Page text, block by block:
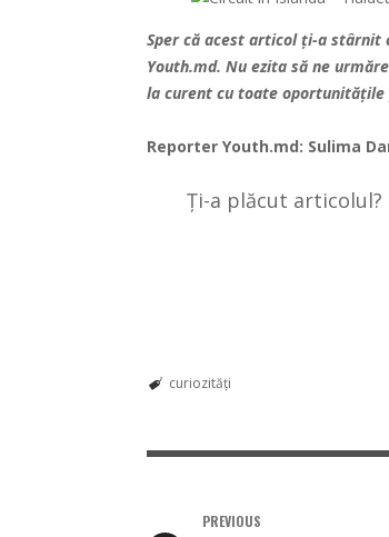
Sper că acest articol ți-a
Youth.md. Nu ezita să ne
la curent cu toate
Reporter Youth.md: Sulima
Ți-a plăcut
curiozități
PREVIOUS